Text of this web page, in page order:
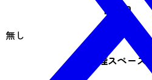
休業日
無し
喫煙スペース